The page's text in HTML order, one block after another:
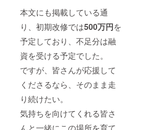
本文にも掲載している通
り、初期改修では500万円を
予定しており、不足分は融
資を受ける予定でした。
ですが、皆さんが応援して
くださるなら、そのまま走
り続けたい。
気持ちを向けてくれる皆さ
んと一緒にこの場所を育て